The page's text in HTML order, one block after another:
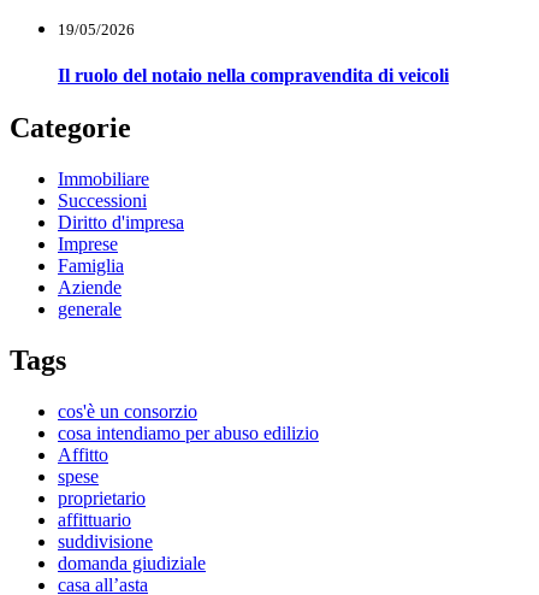
19/05/2026
Il ruolo del notaio nella compravendita di veicoli
Categorie
Immobiliare
Successioni
Diritto d'impresa
Imprese
Famiglia
Aziende
generale
Tags
cos'è un consorzio
cosa intendiamo per abuso edilizio
Affitto
spese
proprietario
affittuario
suddivisione
domanda giudiziale
casa all’asta